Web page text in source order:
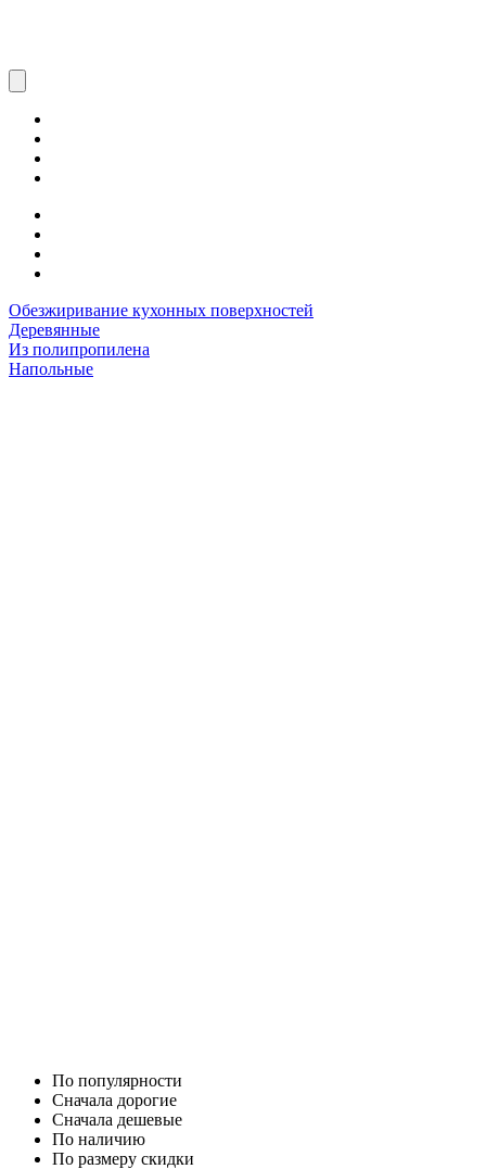
Обезжиривание кухонных поверхностей
Деревянные
Из полипропилена
Напольные
По популярности
Cначала дорогие
Cначала дешевые
По наличию
По размеру скидки